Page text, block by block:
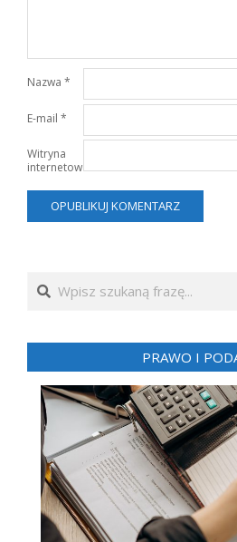
Nazwa *
E-mail *
Witryna
internetowa
Search
PRAWO I